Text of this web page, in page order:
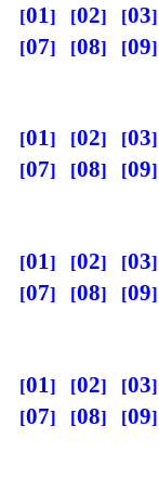
01 02 03
07
08 09
01 02 03
07
08 09
01 02 03
07
08 09
01 02 03
07
08 09